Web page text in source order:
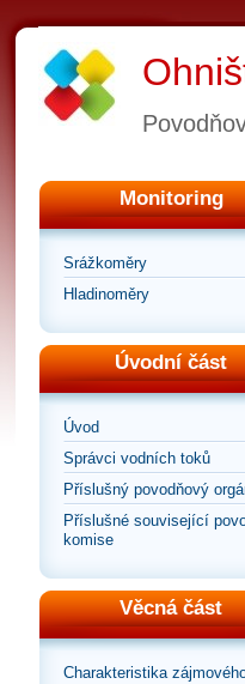
Monitoring
Srážkoměry
Hladinoměry
Úvodní část
Úvod
Správci vodních toků
Příslušný povodňový
Příslušné související
komise
Věcná část
Charakteristika